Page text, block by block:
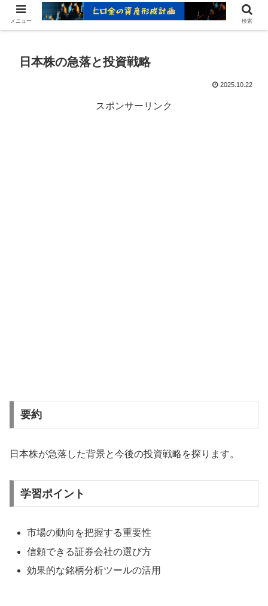
ヒロ金の資産形成レシピ：賢いお金の増やし方
日本株の急落と投資戦略
2025.10.22
スポンサーリンク
要約
日本株が急落した背景と今後の投資戦略を探ります。
学習ポイント
市場の動向を把握する重要性
信頼できる証券会社の選び方
効果的な銘柄分析ツールの活用
メニュー 検索